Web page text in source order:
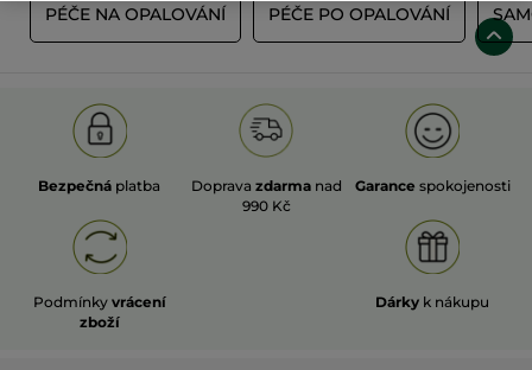
PÉČE NA OPALOVÁNÍ PÉČE PO OPALOVÁNÍ
Bezpečná platba Doprava zdarma nad
990 Kč
Garance spokojenosti
Podmínky vrácení
zboží
Dárky k nákupu